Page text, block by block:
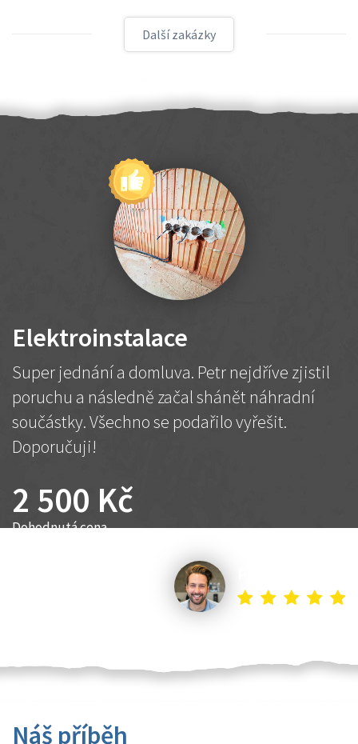
Další zakázky
Elektroinstalace
Super jednání a domluva. Petr nejdříve zjistil
poruchu a následně začal shánět náhradní
součástky. Všechno se podařilo vyřešit.
Doporučuji!
2 500 Kč
Dohodnutá cena
Náš příběh